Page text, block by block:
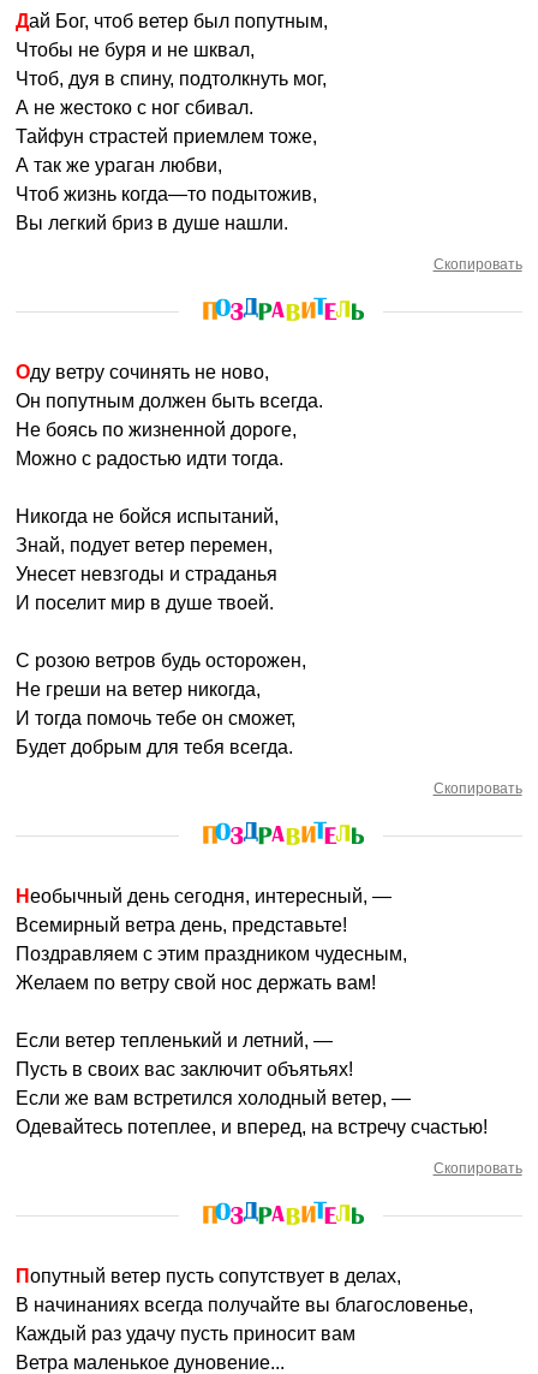
Дай Бог, чтоб ветер был попутным,
Чтобы не буря и не шквал,
Чтоб, дуя в спину, подтолкнуть мог,
А не жестоко с ног сбивал.
Тайфун страстей приемлем тоже,
А так же ураган любви,
Чтоб жизнь когда—то подытожив,
Вы легкий бриз в душе нашли.
Скопировать
Оду ветру сочинять не ново,
Он попутным должен быть всегда.
Не боясь по жизненной дороге,
Можно с радостью идти тогда.
Никогда не бойся испытаний,
Знай, подует ветер перемен,
Унесет невзгоды и страданья
И поселит мир в душе твоей.
С розою ветров будь осторожен,
Не греши на ветер никогда,
И тогда помочь тебе он сможет,
Будет добрым для тебя всегда.
Скопировать
Необычный день сегодня, интересный, —
Всемирный ветра день, представьте!
Поздравляем с этим праздником чудесным,
Желаем по ветру свой нос держать вам!
Если ветер тепленький и летний, —
Пусть в своих вас заключит объятьях!
Если же вам встретился холодный ветер, —
Одевайтесь потеплее, и вперед, на встречу счастью!
Скопировать
Попутный ветер пусть сопутствует в делах,
В начинаниях всегда получайте вы благословенье,
Каждый раз удачу пусть приносит вам
Ветра маленькое дуновение...